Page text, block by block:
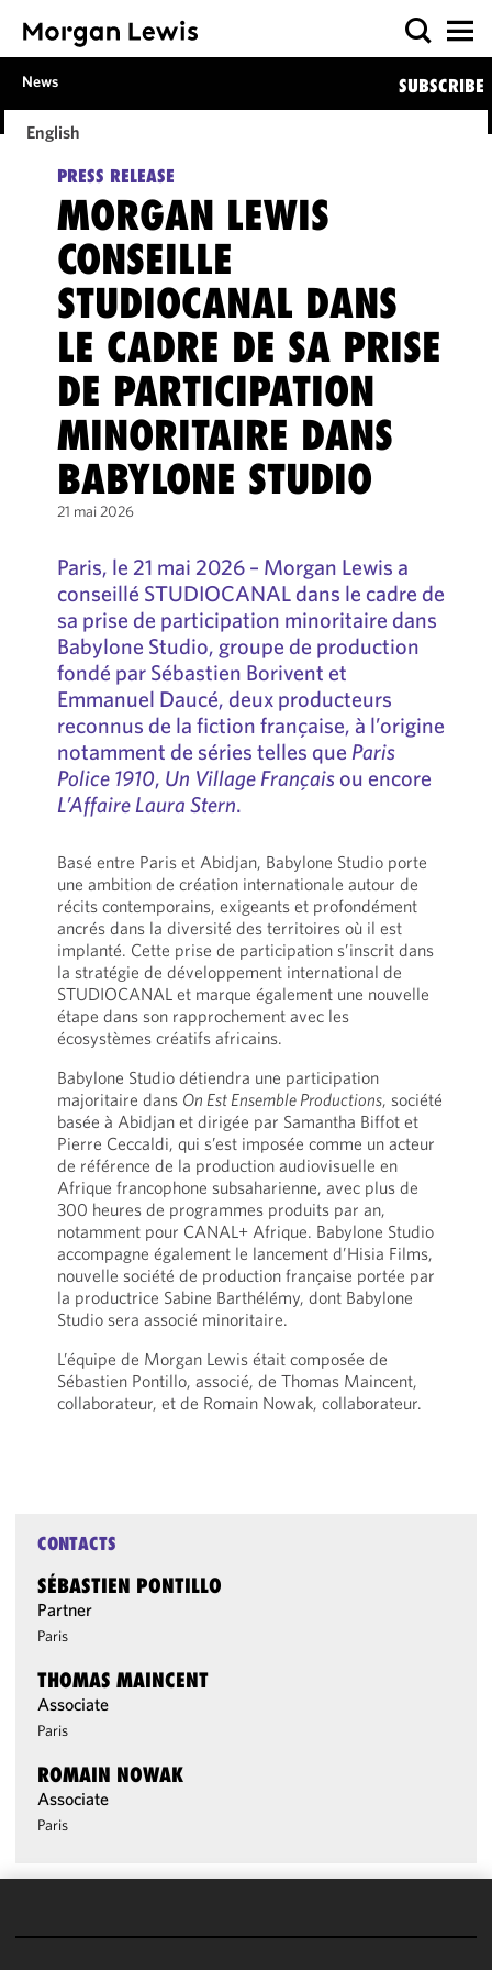
News SUBSCRIBE
English
PRESS RELEASE
MORGAN LEWIS
CONSEILLE
STUDIOCANAL DANS
LE CADRE DE SA PRISE
DE PARTICIPATION
MINORITAIRE DANS
BABYLONE STUDIO
21 mai 2026
Paris, le 21 mai 2026 – Morgan Lewis a
conseillé STUDIOCANAL dans le cadre de
sa prise de participation minoritaire dans
Babylone Studio, groupe de production
fondé par Sébastien Borivent et
Emmanuel Daucé, deux producteurs
reconnus de la fiction française, à l’origine
notamment de séries telles que Paris
Police 1910, Un Village Françaisou encore
L’Affaire Laura Stern.
Basé entre Paris et Abidjan, Babylone Studio porte
une ambition de création internationale autour de
récits contemporains, exigeants et profondément
ancrés dans la diversité des territoires où il est
implanté. Cette prise de participation s’inscrit dans
la stratégie de développement international de
STUDIOCANAL et marque également une nouvelle
étape dans son rapprochement avec les
écosystèmes créatifs africains.
Babylone Studio détiendra une participation
majoritaire dans On Est Ensemble Productions, société
basée à Abidjan et dirigée par Samantha Biffot et
Pierre Ceccaldi, qui s’est imposée comme un acteur
de référence de la production audiovisuelle en
Afrique francophone subsaharienne, avec plus de
300 heures de programmes produits par an,
notamment pour CANAL+ Afrique. Babylone Studio
accompagne également le lancement d’Hisia Films,
nouvelle société de production française portée par
la productrice Sabine Barthélémy, dont Babylone
Studio sera associé minoritaire.
L’équipe de Morgan Lewis était composée de
Sébastien Pontillo, associé, de Thomas Maincent,
collaborateur, et de Romain Nowak, collaborateur.
CONTACTS
SÉBASTIEN PONTILLO
Partner
Paris
THOMAS MAINCENT
Associate
Paris
ROMAIN NOWAK
Associate
Paris